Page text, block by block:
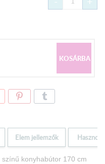
Elem jellemzők Hasznos
színű konyhabútor 170 cm